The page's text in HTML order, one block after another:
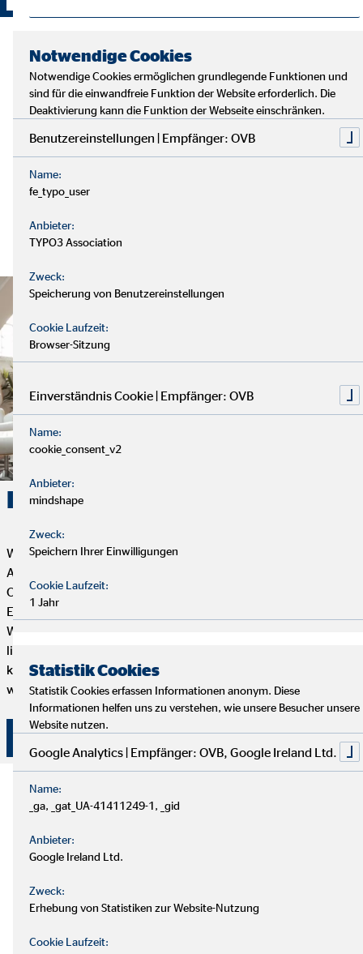
Karriere. Erfolg. OVB.
Wenn du Flexibilität, Selbstbestimmung und eine erfüllende
Aufgabe mit Sinn und Zweck suchst, dann ist die Tätigkeit als
OVB Finanzberater*in genau das Richtige für dich. Dein
Engagement bestimmt, wie weit du bei uns kommen kannst.
Wenn du genug von einem langweiligen 9-to-5 Job hast und
lieber selbstständig arbeiten möchtest, aber trotzdem mit
kompetenten und freundlichen Kollegen zusammenarbeiten
willst, dann bist du hier genau richtig.
Hier klicken und bewerben!
Notwendige Cookies
Notwendige Cookies ermöglichen grundlegende Funktionen und
sind für die einwandfreie Funktion der Website erforderlich. Die
Deaktivierung kann die Funktion der Webseite einschränken.
Benutzereinstellungen | Empfänger: OVB
Name:
fe_typo_user
Anbieter:
TYPO3 Association
Zweck:
Speicherung von Benutzereinstellungen
Cookie Laufzeit:
Browser-Sitzung
Einverständnis Cookie | Empfänger: OVB
Name:
cookie_consent_v2
Anbieter:
mindshape
Zweck:
Speichern Ihrer Einwilligungen
Cookie Laufzeit:
1 Jahr
Statistik Cookies
Statistik Cookies erfassen Informationen anonym. Diese
Informationen helfen uns zu verstehen, wie unsere Besucher unsere
Website nutzen.
Google Analytics | Empfänger: OVB, Google Ireland Ltd.
Name:
_ga, _gat_UA-41411249-1, _gid
Anbieter:
Google Ireland Ltd.
Zweck:
Erhebung von Statistiken zur Website-Nutzung
Cookie Laufzeit: